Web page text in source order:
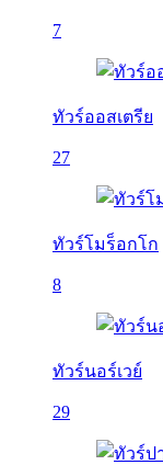
7
ทัวร์ออสเตรีย
27
ทัวร์โมร็อกโก
8
ทัวร์นอร์เวย์
29